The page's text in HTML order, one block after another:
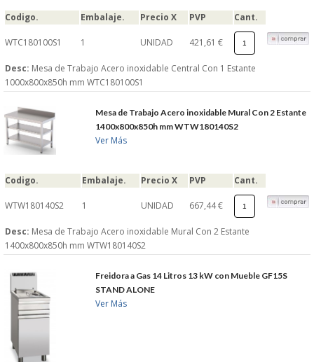
Codigo. Embalaje. Precio X PVP Cant.
WTC180100S1 1 UNIDAD 421,61 €
Desc: Mesa de Trabajo Acero inoxidable Central Con 1 Estante
1000x800x850h mm WTC180100S1
Mesa de Trabajo Acero inoxidable Mural Con 2 Estante
1400x800x850h mm WTW180140S2
Ver Más
Codigo. Embalaje. Precio X PVP Cant.
WTW180140S2 1 UNIDAD 667,44 €
Desc: Mesa de Trabajo Acero inoxidable Mural Con 2 Estante
1400x800x850h mm WTW180140S2
Freidora a Gas 14 Litros 13 kW con Mueble GF15S
STAND ALONE
Ver Más